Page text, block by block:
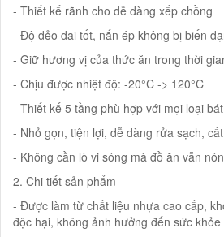
- Thiết kế rãnh cho dễ dàng xếp chồng
- Độ dẻo dai tốt, nắn ép không bị biến
- Giữ hương vị của thức ăn trong thời
- Chịu được nhiệt độ: -20°C -> 120°C
- Thiết kế 5 tầng phù hợp với mọi loại
- Nhỏ gọn, tiện lợi, dễ dàng rửa sạch,
- Không cần lò vi sóng mà đồ ăn vẫn
2. Chi tiết sản phẩm
- Được làm từ chất liệu nhựa cao cấp,
độc hại, không ảnh hưởng đến sức